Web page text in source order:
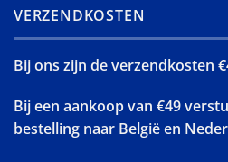
VERZENDKOSTEN
Bij ons zijn de verzendkosten
Bij een aankoop van €49
bestelling naar België en